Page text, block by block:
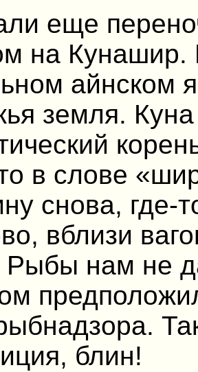
еще
на Кунашир.
айнском
земля.
в слове
снова, где-
вблизи
Рыбы нам не
блин!